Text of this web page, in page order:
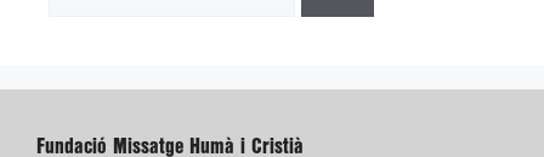
Fundació Missatge Humà i Cristià